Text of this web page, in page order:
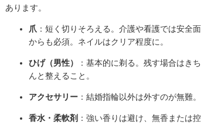
あります。
爪 ：短く切りそろえる。介護や看護では安全面
からも必須。ネイルはクリア程度に。
ひげ（男性）
：基本的に剃る。残す場合はきち
んと整えること。
アクセサリー ：結婚指輪以外は外すのが無難。
香水・柔軟剤 ：強い香りは避け、無香または控